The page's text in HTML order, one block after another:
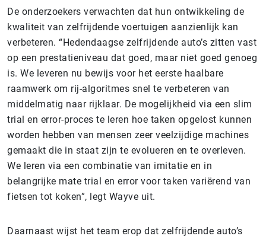
De onderzoekers verwachten dat hun ontwikkeling de
kwaliteit van zelfrijdende voertuigen aanzienlijk kan
verbeteren. “Hedendaagse zelfrijdende auto’s zitten vast
op een prestatieniveau dat goed, maar niet goed genoeg
is. We leveren nu bewijs voor het eerste haalbare
raamwerk om rij-algoritmes snel te verbeteren van
middelmatig naar rijklaar. De mogelijkheid via een slim
trial en error-proces te leren hoe taken opgelost kunnen
worden hebben van mensen zeer veelzijdige machines
gemaakt die in staat zijn te evolueren en te overleven.
We leren via een combinatie van imitatie en in
belangrijke mate trial en error voor taken variërend van
fietsen tot koken”, legt Wayve uit.
Daarnaast wijst het team erop dat zelfrijdende auto’s